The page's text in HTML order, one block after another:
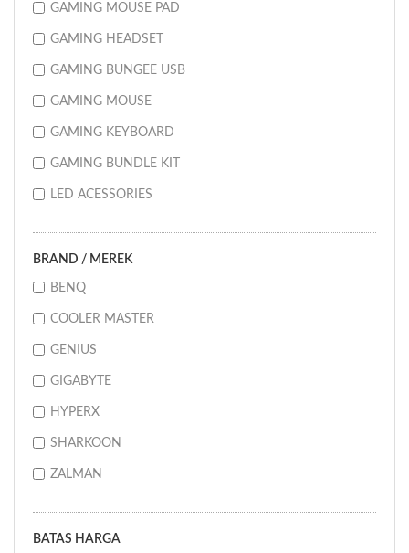
GAMING MOUSE PAD
GAMING HEADSET
GAMING BUNGEE USB
GAMING MOUSE
GAMING KEYBOARD
GAMING BUNDLE KIT
LED ACESSORIES
BRAND / MEREK
BENQ
COOLER MASTER
GENIUS
GIGABYTE
HYPERX
SHARKOON
ZALMAN
BATAS HARGA